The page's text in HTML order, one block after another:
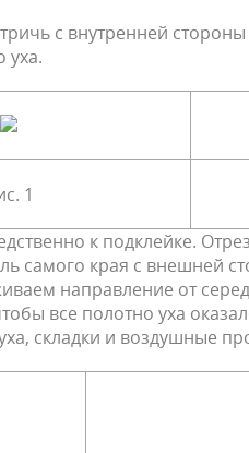
с внутренней
уха.
1
к подклейке.
самого края с внешней
направление от
все полотно уха
складки и воздушные